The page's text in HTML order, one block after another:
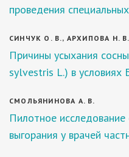
проведения
СИНЧУК О. В., АРХИПОВА Н. В.
Причины усыхания
sylvestris L.) в условиях
СМОЛЬЯНИНОВА А. В.
Пилотное
выгорания у врачей